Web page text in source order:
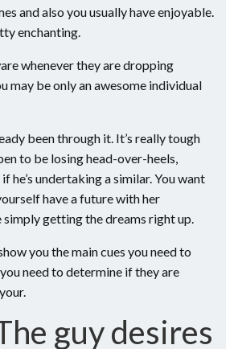
and also you usually have enjoyable.
enchanting.
whenever they are dropping
may be only an awesome individual
been through it. It’s really tough
to be losing head-over-heels,
he’s undertaking a similar. You want
have a future with her
getting the dreams right up.
you the main cues you need to
need to determine if they are
guy desires